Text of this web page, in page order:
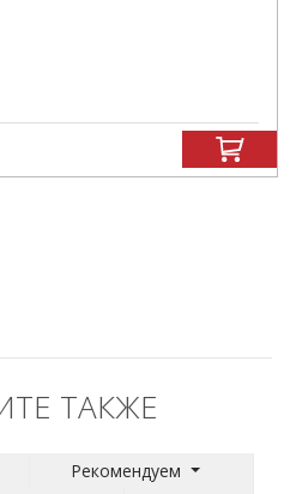
ТАКЖЕ
Рекомендуем